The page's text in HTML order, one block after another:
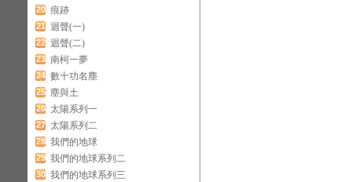
20 痕跡
21 迴聲(一)
22 迴聲(二)
23 南柯一夢
24 數十功名塵
25 塵與土
26 太陽系列一
27 太陽系列二
28 我們的地球
29 我們的地球系列二
30 我們的地球系列三